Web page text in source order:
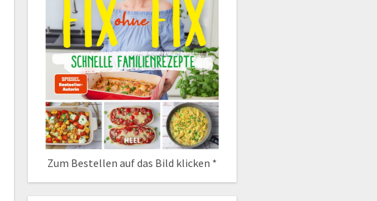
Zum Bestellen auf das Bild klicken *